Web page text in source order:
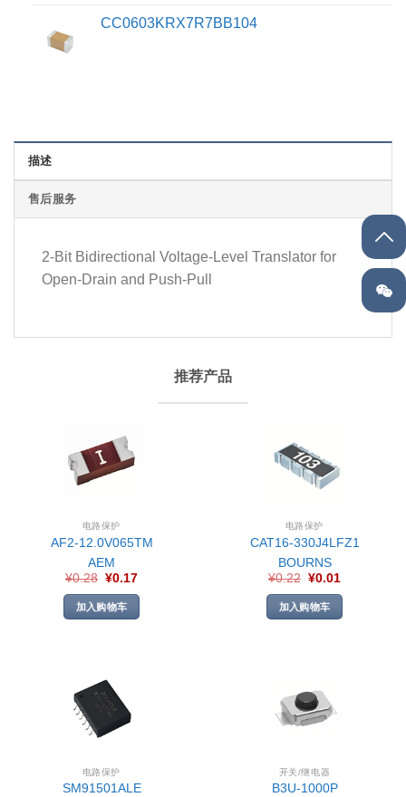
CC0603KRX7R7BB104
描述
售后服务
2-Bit Bidirectional Voltage-Level Translator for
Open-Drain and Push-Pull
推荐产品
电路保护
AF2-12.0V065TM
AEM
¥0.28 ¥0.17
加入购物车
电路保护
CAT16-330J4LFZ1
BOURNS
¥0.22 ¥0.01
加入购物车
电路保护
SM91501ALE
开关/继电器
B3U-1000P